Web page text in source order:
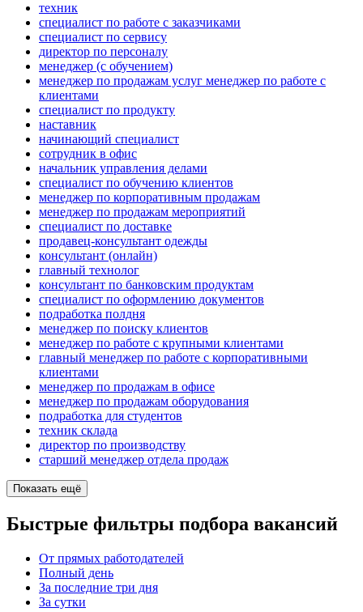
техник
специалист по работе с заказчиками
специалист по сервису
директор по персоналу
менеджер (с обучением)
менеджер по продажам услуг менеджер по работе с
клиентами
специалист по продукту
наставник
начинающий специалист
сотрудник в офис
начальник управления делами
специалист по обучению клиентов
менеджер по корпоративным продажам
менеджер по продажам мероприятий
специалист по доставке
продавец-консультант одежды
консультант (онлайн)
главный технолог
консультант по банковским продуктам
специалист по оформлению документов
подработка полдня
менеджер по поиску клиентов
менеджер по работе с крупными клиентами
главный менеджер по работе с корпоративными
клиентами
менеджер по продажам в офисе
менеджер по продажам оборудования
подработка для студентов
техник склада
директор по производству
старший менеджер отдела продаж
Показать ещё
Быстрые фильтры подбора вакансий
От прямых работодателей
Полный день
За последние три дня
За сутки